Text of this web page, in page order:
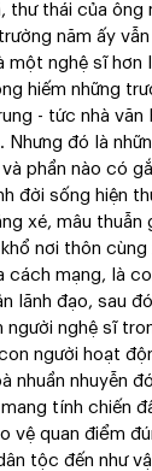
thư thái của
năm ấy
một nghệ sĩ hơn
hiếm những
- tức nhà
Nhưng đó là
phần nào có
đời sống hiện
xé, mâu
nơi thôn
cách mạng, là
lãnh đạo, sau
người nghệ sĩ
người hoạt
nhuần nhuyễn
tính chiến
vệ quan điểm
tộc đến như